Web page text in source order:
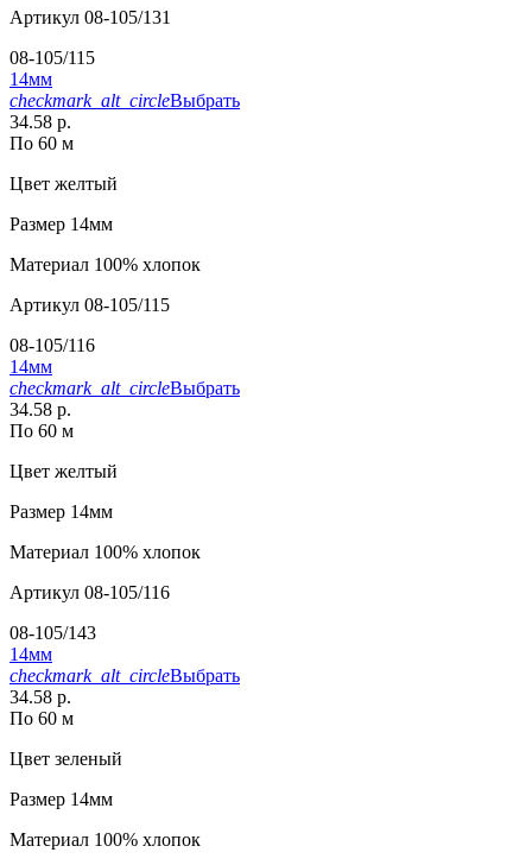
Артикул 08-105/131
08-105/115
14мм
checkmark_alt_circleВыбрать
34.58 р.
По 60 м
Цвет желтый
Размер 14мм
Материал 100% хлопок
Артикул 08-105/115
08-105/116
14мм
checkmark_alt_circleВыбрать
34.58 р.
По 60 м
Цвет желтый
Размер 14мм
Материал 100% хлопок
Артикул 08-105/116
08-105/143
14мм
checkmark_alt_circleВыбрать
34.58 р.
По 60 м
Цвет зеленый
Размер 14мм
Материал 100% хлопок